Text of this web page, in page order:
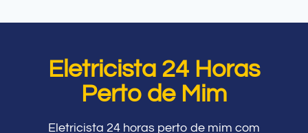
Eletricista 24 Horas
Perto de Mim
Eletricista 24 horas perto de mim com